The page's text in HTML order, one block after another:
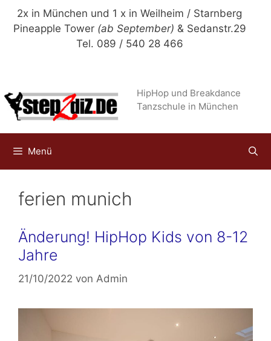
Zum
Inhalt
2x in München und 1 x in Weilheim / Starnberg
Pineapple Tower (ab September) & Sedanstr.29
Tel. 089 / 540 28 466
HipHop und Breakdance
Tanzschule in München
Menü
ferien munich
Änderung! HipHop Kids von 8-12
Jahre
21/10/2022 von Admin